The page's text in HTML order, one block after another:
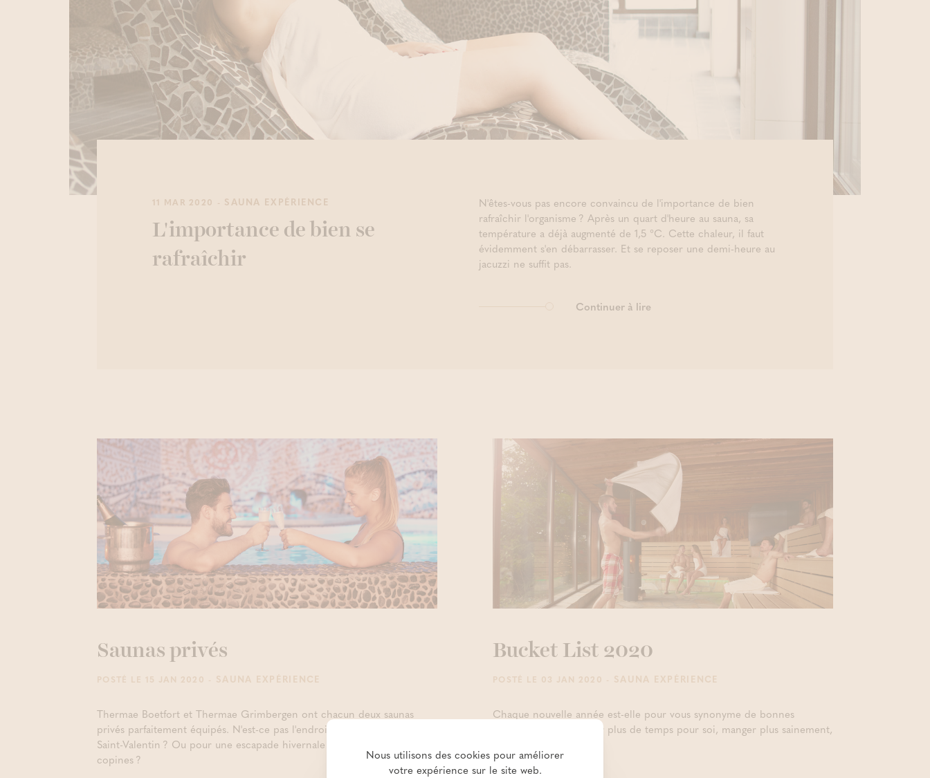
11 MAR 2020 - SAUNA EXPÉRIENCE
L'importance de bien se
rafraîchir
N'êtes-vous pas encore convaincu de l'importance de bien
rafraîchir l'organisme ? Après un quart d'heure au sauna, sa
température a déjà augmenté de 1,5 °C. Cette chaleur, il faut
évidemment s'en débarrasser. Et se reposer une demi-heure au
jacuzzi ne suffit pas.
Continuer à lire
Saunas privés
POSTÉ LE 15 JAN 2020 - SAUNA EXPÉRIENCE
Thermae Boetfort et Thermae Grimbergen ont chacun deux saunas
privés parfaitement équipés. N'est-ce pas l'endroit rêvé pour fêter la
Saint-Valentin ? Ou pour une escapade hivernale entre copains ou
copines ?
Bucket List 2020
POSTÉ LE 03 JAN 2020 - SAUNA EXPÉRIENCE
Chaque nouvelle année est-elle pour vous synonyme de bonnes
résolutions ? S'accorder plus de temps pour soi, manger plus sainement,
Nous utilisons des cookies pour améliorer
votre expérience sur le site web.